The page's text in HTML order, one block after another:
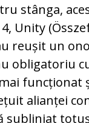
stânga,
Unity
reușit un
obligatoriu
funcționat
alianței
subliniat